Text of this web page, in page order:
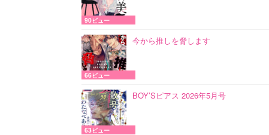
90ビュー
今から推しを脅します
66ビュー
BOY’Sピアス 2026年5月号
63ビュー